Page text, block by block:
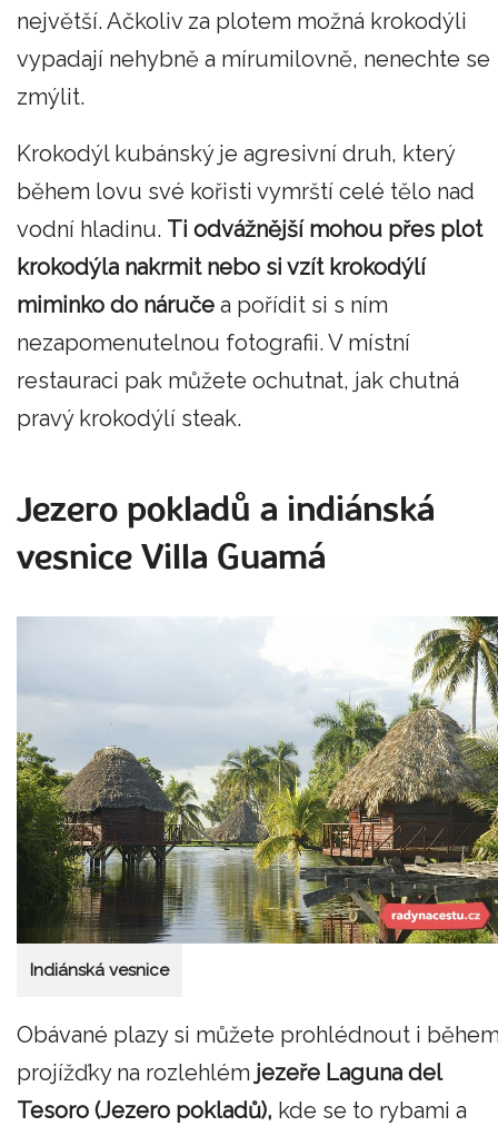
největší. Ačkoliv za plotem možná krokodýli
vypadají nehybně a mírumilovně, nenechte se
zmýlit.
Krokodýl kubánský je agresivní druh, který
během lovu své kořisti vymrští celé tělo nad
vodní hladinu. Ti odvážnější mohou přes plot
krokodýla nakrmit nebo si vzít krokodýlí
miminko do náruče a pořídit si s ním
nezapomenutelnou fotografii. V místní
restauraci pak můžete ochutnat, jak chutná
pravý krokodýlí steak.
Jezero pokladů a indiánská
vesnice Villa Guamá
Indiánská vesnice
Obávané plazy si můžete prohlédnout i
projížďky na rozlehlém jezeře Laguna del
Tesoro (Jezero pokladů), kde se to rybami a